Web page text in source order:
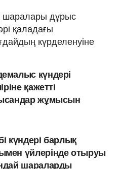
шаралары дұрыс
қаладағы
күрделенуіне
күндері
қажетті
жұмысын
күндері барлық
үйлерінде отыруы
шараларды